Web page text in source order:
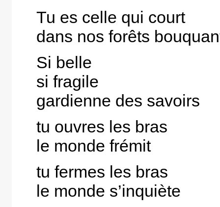
Tu es celle qui court
dans nos forêts
Si belle
si fragile
gardienne des savoirs
tu ouvres les bras
le monde frémit
tu fermes les bras
le monde s’inquiète